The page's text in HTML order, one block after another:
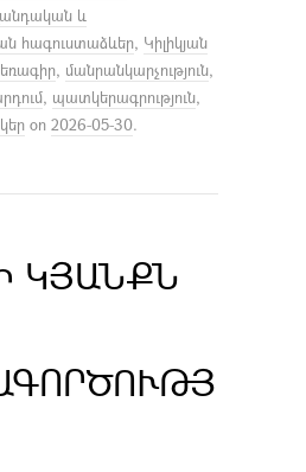
և
հագուստաձևեր, Կիլիկյան
, մանրանկարչություն,
, պատկերագրություն,
on 2026-05-30.
ԿՅԱՆՔՆ